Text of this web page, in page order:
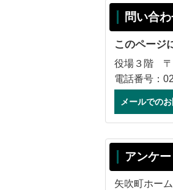
問い合
このページ
役場３階 〒
電話番号：
メールでの
アンケー
矢吹町ホー